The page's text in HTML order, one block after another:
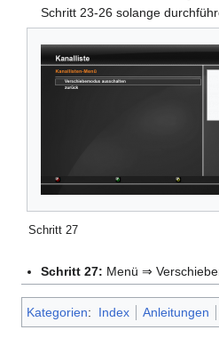
Schritt 23-26 solange
Schritt 27
Schritt 27: Menü ⇒
Kategorien: Index Anleitungen